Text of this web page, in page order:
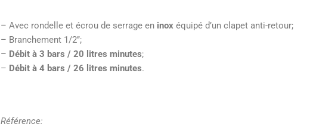
– Avec rondelle et écrou de serrage en inoxéquipé d’un clapet anti-retour;
– Branchement 1/2’’;
– Débit à 3 bars / 20 litres minutes;
– Débit à 4 bars / 26 litres minutes.
Référence: